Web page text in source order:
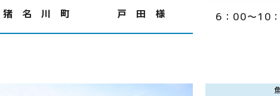
猪 名 川 町 戸 田 様 6：00～10